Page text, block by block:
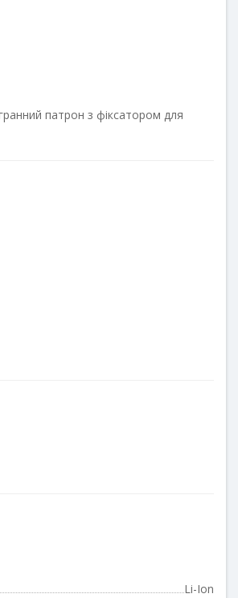
патрон з фіксатором для
Li-Ion